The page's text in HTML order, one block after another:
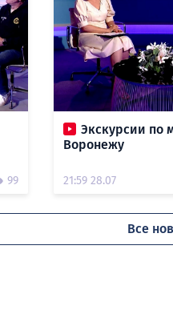
99
Экскурсии по
Воронежу
21:59 28.07
Все